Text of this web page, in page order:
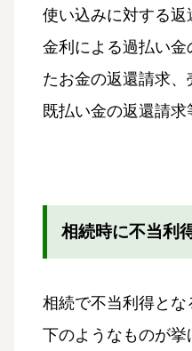
使い込みに対する
金利による過払い
たお金の返還請求
既払い金の返還請求
相続時に不当利
相続で不当利得と
下のようなものが挙